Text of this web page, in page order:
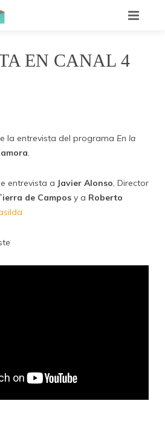
EN CANAL 4
la entrevista del programa En la
.
entrevista a Javier Alonso, Director
de Camposy a Roberto